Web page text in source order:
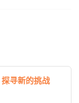
寻新的挑战